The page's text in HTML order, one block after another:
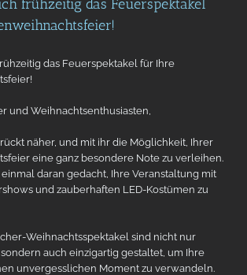
frühzeitig das Feuerspektakel
das Feuerspektakel für Ihre
und Weihnachtsenthusiasten,
näher, und mit ihr die Möglichkeit, Ihrer
eine ganz besondere Note zu verleihen.
daran gedacht, Ihre Veranstaltung mit
und zauberhaften LED-Kostümen zu
Weihnachtsspektakel sind nicht nur
auch einzigartig gestaltet, um Ihre
unvergesslichen Moment zu verwandeln.